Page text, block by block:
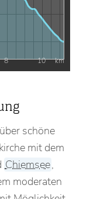
km
8 10
schöne
mit dem
Chiemsee,
moderaten